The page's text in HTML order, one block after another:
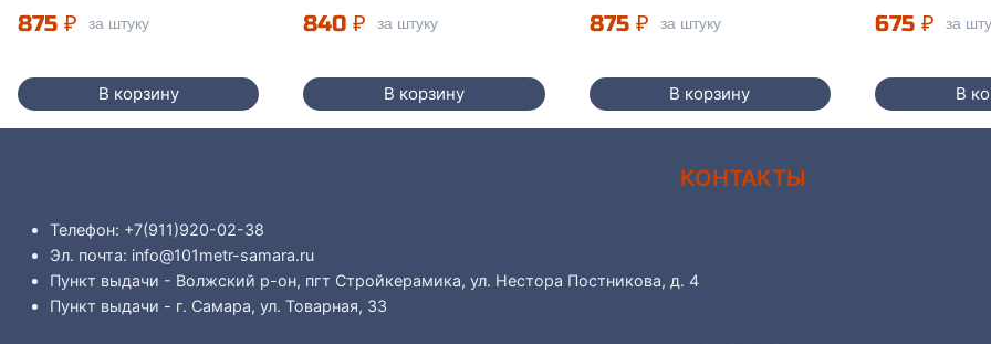
875 ₽ за штуку
В корзину
840₽ за штуку
В корзину
875 ₽ за штуку
В корзину
675₽ за
В
КОНТАКТЫ
Телефон: +7(911)920-02-38
Эл. почта: info@101metr-samara.ru
Пункт выдачи - Волжский р-он, пгт Стройкерамика, ул. Нестора Постникова, д. 4
Пункт выдачи - г. Самара, ул. Товарная, 33